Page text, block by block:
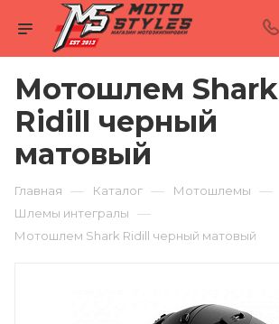
Мотошлем Shark
Ridill черный
матовый
Главная — Каталог — Мотошлемы —
Шлемы интегралы —
Мотошлем Shark Ridill черный матовый